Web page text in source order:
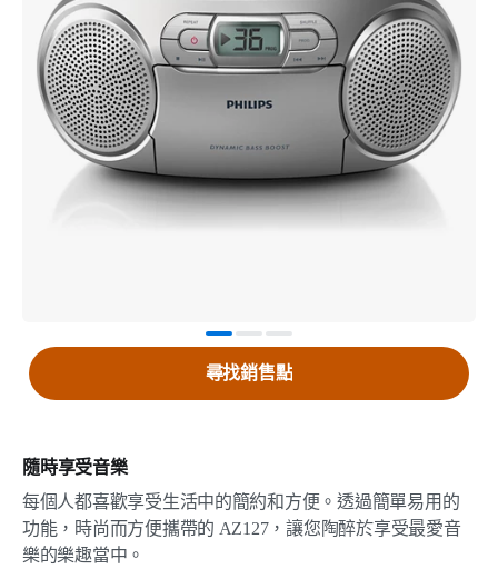
隨時享受音樂
每個人都喜歡享受生活中的簡約和方便。透過簡單易用的
功能，時尚而方便攜帶的 AZ127，讓您陶醉於享受最愛音
樂的樂趣當中。
尋找銷售點